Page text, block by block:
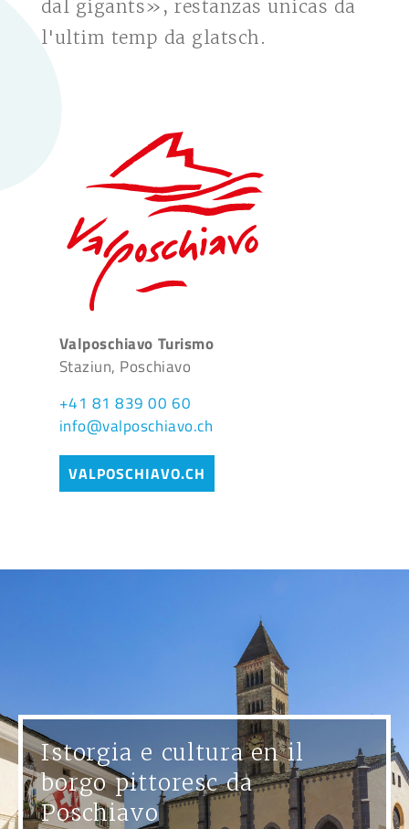
dal gigants», restanzas unicas da
l'ultim temp da glatsch.
Valposchiavo Turismo
Staziun, Poschiavo
+41 81 839 00 60
info@valposchiavo.ch
VALPOSCHIAVO.CH
Istorgia e cultura en il
borgo pittoresc da
Poschiavo